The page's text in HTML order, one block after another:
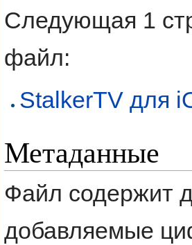
Следующая 1
файл:
StalkerTV для
Метаданные
Файл содержит
добавляемые